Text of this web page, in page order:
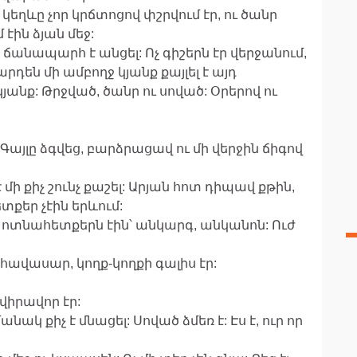
չոր կրճտոցով փշրվում էր, ու ծանր
ձյան մեջ:
է անցել: Ոչ գիշերն էր վերջանում,
մի ամբողջ կյանք քայլել է այդ
Թրջված, ծանր ու սոված: Օրերով ու
ձգվեց, բարձրացավ ու մի վերջին ճիգով
քիչ շունչ քաշել: Արյան հոտ դիպավ քթին,
չէին երևում:
էին՝ անկարգ, անկանոն: Ուժ
կողք-կողքի գալիս էր:
էր:
քիչ է մնացել: Սոված ձմեռ է: Էս է, ուր որ